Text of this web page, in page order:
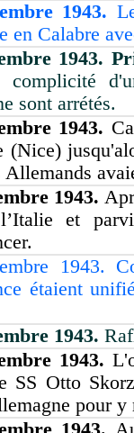
1943.
en Calabre
1943.
sont arrétés.
1943.
(Nice)
Allemands
1943.
et
1943.
étaient
1943.
1943.
SS Otto
pour y